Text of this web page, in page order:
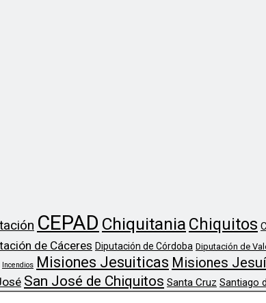
CEPAD Chiquitania Chiquitos
de Cáceres Diputación de Córdoba Diputación de
Incendios Misiones Jesuiticas Misiones
San José de Chiquitos Santa Cruz Santiago